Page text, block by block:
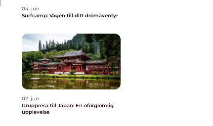
04. jun
Surfcamp: Vägen till ditt drömäventyr
02. jun
Gruppresa till Japan: En oförglömlig
upplevelse